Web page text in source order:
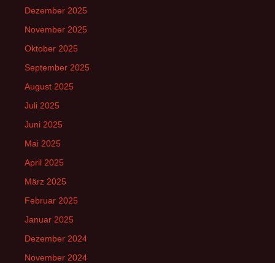
Dezember 2025
November 2025
Oktober 2025
September 2025
August 2025
Juli 2025
Juni 2025
Mai 2025
April 2025
März 2025
Februar 2025
Januar 2025
Dezember 2024
November 2024